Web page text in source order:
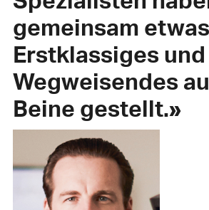
gemeinsam etwas
Erstklassiges und
Wegweisendes
Beine gestellt.»